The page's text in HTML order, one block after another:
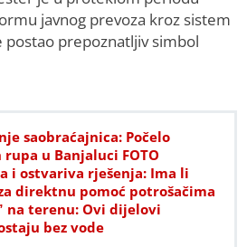
javnog prevoza kroz sistem
postao prepoznatljiv simbol
saobraćajnica: Počelo
u Banjaluci FOTO
i ostvariva rješenja: Ima li
direktnu pomoć potrošačima
na terenu: Ovi dijelovi
bez vode